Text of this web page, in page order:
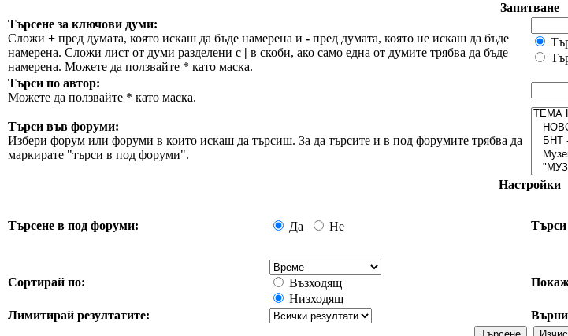
Запитване
Търсене за ключови думи:
Сложи + пред думата, която искаш да бъде намерена и - пред думата, която не искаш да бъде
намерена. Сложи лист от думи разделени с | в скоби, ако само една от думите трябва да бъде
намерена. Можете да ползвайте * като маска.
Търси по автор:
Можете да ползвайте * като маска.
Търси във форуми:
Избери форум или форуми в които искаш да търсиш. За да търсите и в под форумите трябва да
маркирате "търси в под форуми".
Настройки
Търсене в под форуми: Да Не
Сортирай по:
Възходящ
Низходящ
Лимитирай резултатите: